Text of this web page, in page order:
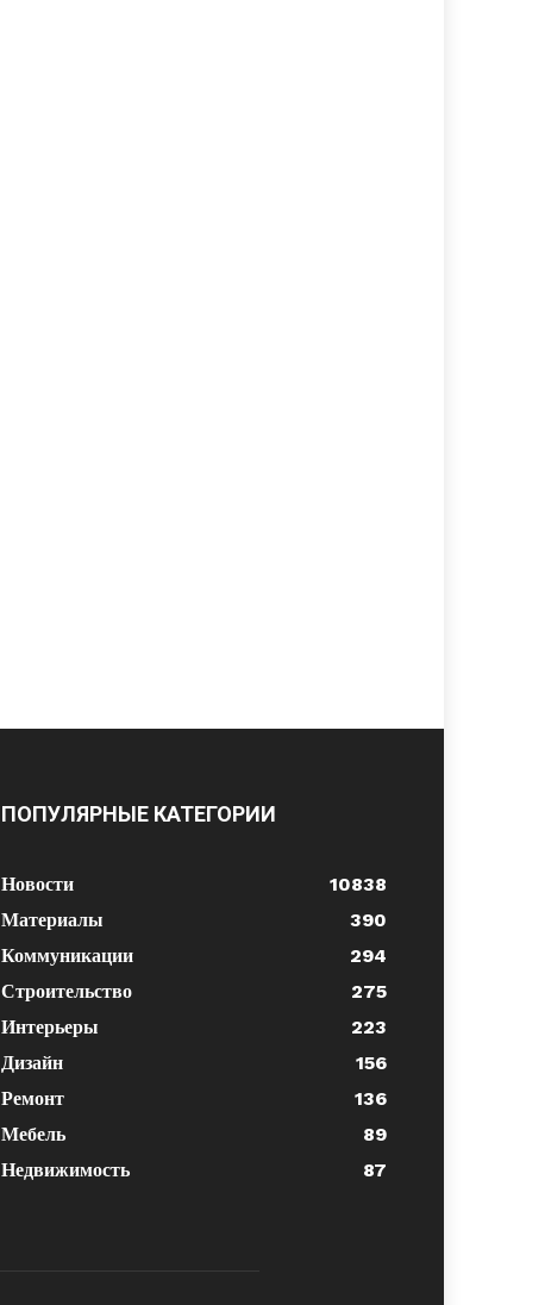
ПОПУЛЯРНЫЕ КАТЕГОРИИ
Новости
10838
Материалы
390
Коммуникации
294
Строительство
275
Интерьеры
223
Дизайн
156
Ремонт
136
Мебель
89
Недвижимость
87